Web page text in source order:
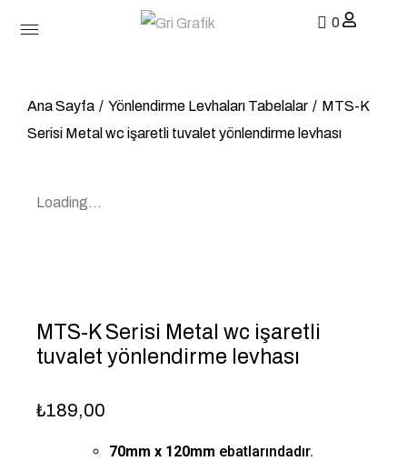
0
Ana Sayfa / Yönlendirme Levhaları Tabelalar / MTS-K
Serisi Metal wc işaretli tuvalet yönlendirme levhası
Loading...
MTS-K Serisi Metal wc işaretli
tuvalet yönlendirme levhası
₺189,00
70mm x 120mm ebatlarındadır.